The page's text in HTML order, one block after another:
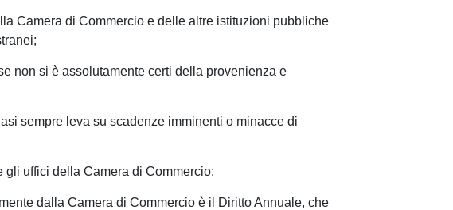
Camera di Commercio e delle altre istituzioni pubbliche
non si è assolutamente certi della provenienza e
sempre leva su scadenze imminenti o minacce di
gli uffici della Camera di Commercio;
dalla Camera di Commercio è il Diritto Annuale, che